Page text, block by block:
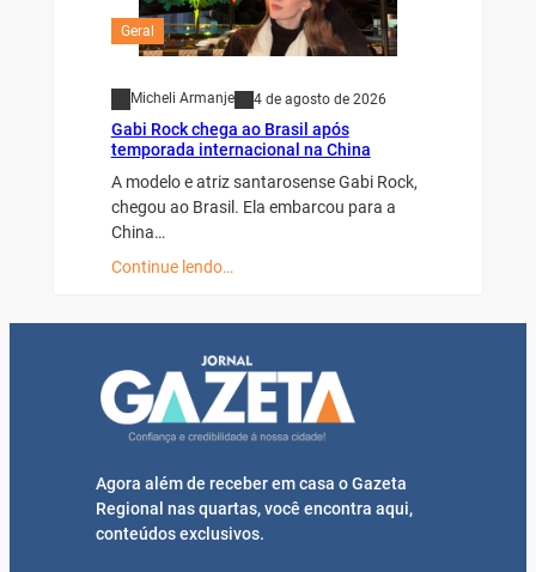
Geral
Micheli Armanje 4 de agosto de 2026
Gabi Rock chega ao Brasil após
temporada internacional na China
A modelo e atriz santarosense Gabi Rock,
chegou ao Brasil. Ela embarcou para a
China…
Continue lendo…
Agora além de receber em casa o Gazeta
Regional nas quartas, você encontra aqui,
conteúdos exclusivos.